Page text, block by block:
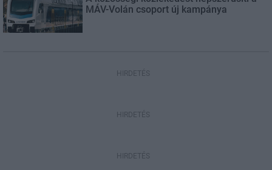
MÁV-Volán csoport új kampánya
HIRDETÉS
HIRDETÉS
HIRDETÉS